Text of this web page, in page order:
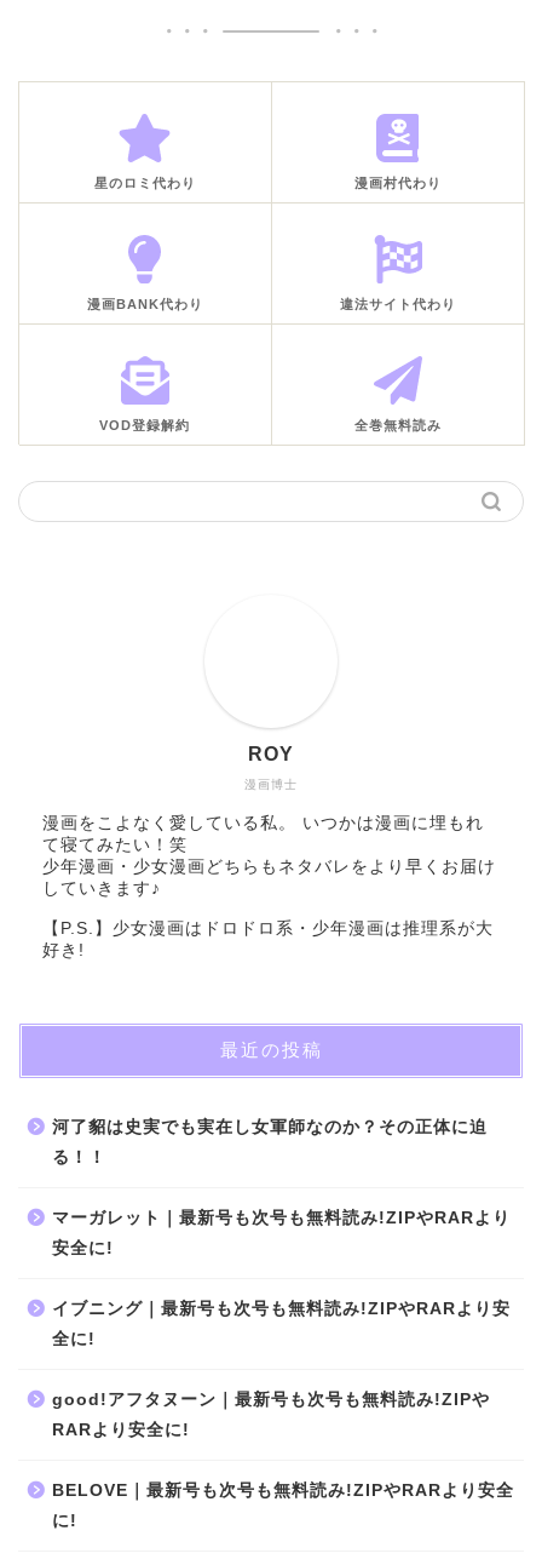
星のロミ代わり 漫画村代わり
漫画BANK代わり 違法サイト代わり
VOD登録解約 全巻無料読み
漫画博士
ROY
漫画をこよなく愛している私。 いつかは漫画に埋もれ
て寝てみたい！笑
少年漫画・少女漫画どちらもネタバレをより早くお届け
していきます♪
【P.S.】少女漫画はドロドロ系・少年漫画は推理系が大
好き!
最近の投稿
河了貂は史実でも実在し女軍師なのか？その正体に迫
る！！
マーガレット｜最新号も次号も無料読み!ZIPやRARより
安全に!
イブニング｜最新号も次号も無料読み!ZIPやRARより安
全に!
good!アフタヌーン｜最新号も次号も無料読み!ZIPや
RARより安全に!
BELOVE｜最新号も次号も無料読み!ZIPやRARより安全
に!